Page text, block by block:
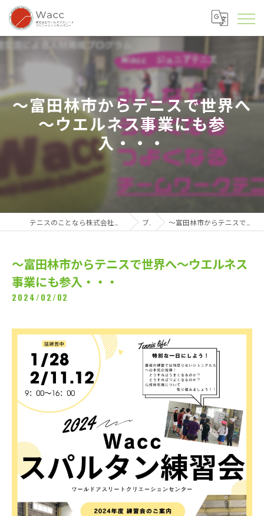
～富田林市からテニスで世界へ
～ウエルネス事業にも参
入・・・
ブログ ～富田林市からテニスで世界へ～ウエルネス事業にも参入・・・
～富田林市からテニスで世界へ～ウエルネス
事業にも参入・・・
2024/02/02